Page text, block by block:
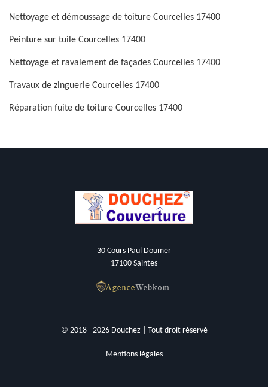
Nettoyage et démoussage de toiture Courcelles 17400
Peinture sur tuile Courcelles 17400
Nettoyage et ravalement de façades Courcelles 17400
Travaux de zinguerie Courcelles 17400
Réparation fuite de toiture Courcelles 17400
30 Cours Paul Doumer
17100 Saintes
© 2018 - 2026 Douchez | Tout droit réservé
Mentions légales